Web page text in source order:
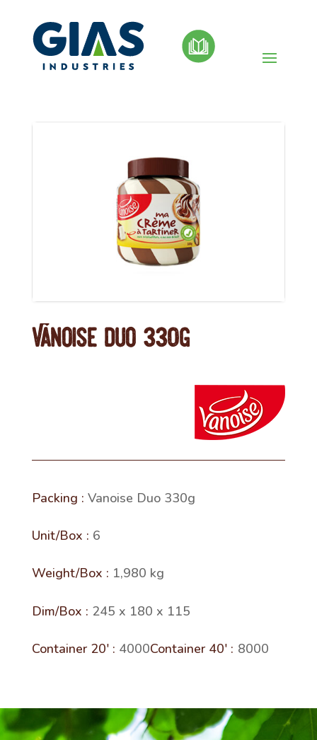
Vanoise Duo 330g
Vanoise Duo 330g
6
1,980 kg
245 x 180 x 115
4000 8000